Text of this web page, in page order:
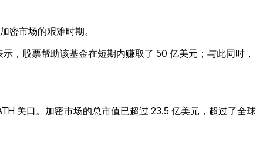
密市场的艰难时期。
，股票帮助该基金在短期内赚取了 50 亿美元；与此同时，
关口。加密市场的总市值已超过 23.5 亿美元，超过了全球